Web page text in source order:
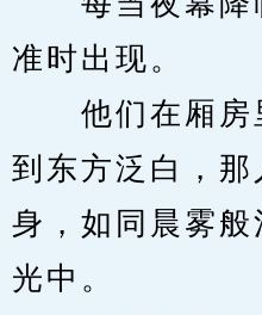
准时出现。
他们在厢房
到东方泛白，那
身，如同晨雾
光中。